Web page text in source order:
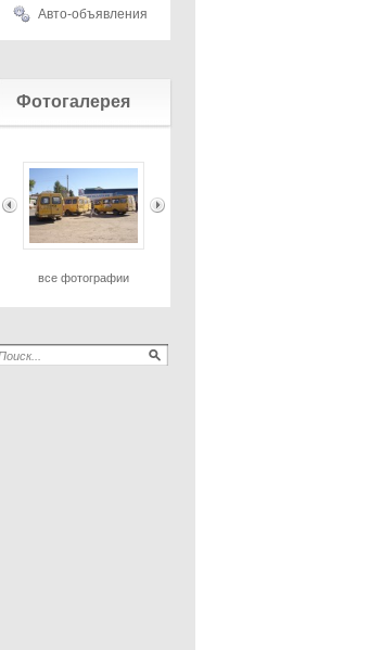
Авто-объявления
Фотогалерея
все фотографии